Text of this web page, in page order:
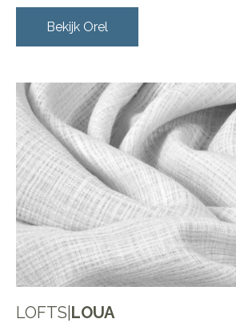
Bekijk Orel
LOFTS LOUA